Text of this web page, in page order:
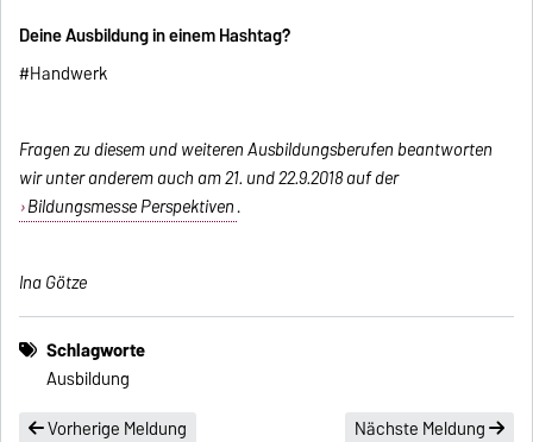
Deine Ausbildung in einem Hashtag?
#Handwerk
Fragen zu diesem und weiteren Ausbildungsberufen beantworten
wir unter anderem auch am 21. und 22.9.2018 auf der
Bildungsmesse Perspektiven.
Ina Götze
Schlagworte
Ausbildung
Vorherige Meldung
Nächste Meldung